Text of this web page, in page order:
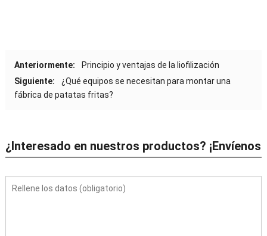
Anteriormente:
Principio y ventajas de la liofilización
Siguiente:
¿Qué equipos se necesitan para montar una
fábrica de patatas fritas?
¿Interesado en nuestros productos? ¡Envíenos